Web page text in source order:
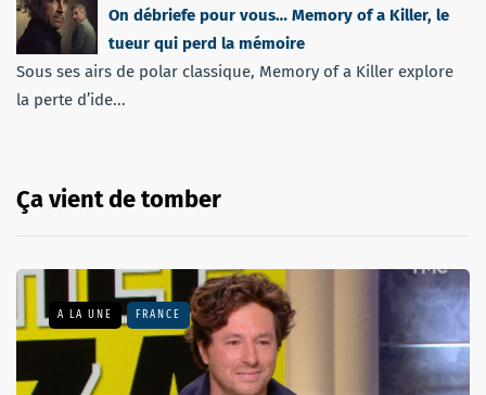
On débriefe pour vous… Memory of a Killer, le
tueur qui perd la mémoire
Sous ses airs de polar classique, Memory of a Killer explore
la perte d’ide...
Ça vient de tomber
A LA UNE FRANCE